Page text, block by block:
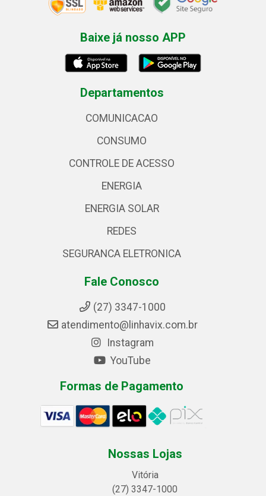
Baixe já nosso APP
Departamentos
COMUNICACAO
CONSUMO
CONTROLE DE ACESSO
ENERGIA
ENERGIA SOLAR
REDES
SEGURANCA ELETRONICA
Fale Conosco
(27) 3347-1000
atendimento@linhavix.com.br
Instagram
YouTube
Formas de Pagamento
Nossas Lojas
Vitória
(27) 3347-1000